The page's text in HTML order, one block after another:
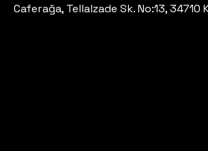
Caferağa, Tellalzade Sk. No:13, 34710